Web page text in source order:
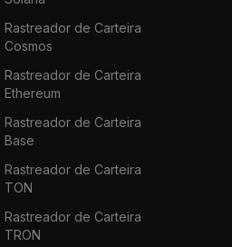
Rastreador de Carteira
Cosmos
Rastreador de Carteira
Ethereum
Rastreador de Carteira
Base
Rastreador de Carteira
TON
Rastreador de Carteira
TRON